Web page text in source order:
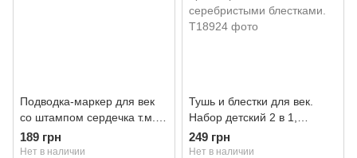
Подводка-маркер для век
со штампом сердечка т.м.
"Удачливый"
189 грн
Нет в наличии
Тушь и блестки для век.
Набор детский 2 в 1,
торговая марка "Lukky".
Цвет черный с
249 грн
Нет в наличии